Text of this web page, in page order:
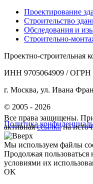
Проектирование
Строительство
Обследования и
Строительно-
Проектно-строительная
ИНН 9705064909 / ОГРН
г. Москва, ул. Ивана
© 2005 - 2026
Политика
Все права защищены.
активнаяссылкана
Мы используем файлы
Продолжая
условиями их
OK